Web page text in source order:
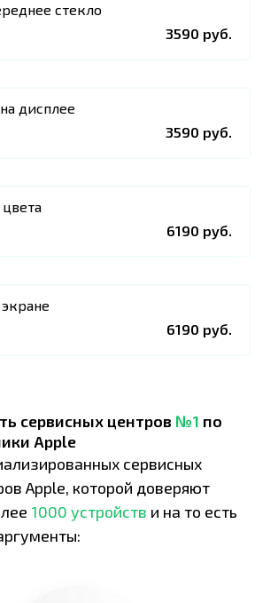
стекло
3590 руб.
дисплее
3590 руб.
6190 руб.
6190 руб.
сервисных центров №1 по
Apple
сервисных
Apple, которой доверяют
1000 устройств и на то есть